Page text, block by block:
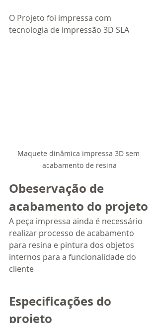
O Projeto foi impressa com
tecnologia de impressão 3D SLA
Maquete dinâmica impressa 3D sem
acabamento de resina
Obeservação de
acabamento do projeto
A peça impressa ainda é necessário
realizar processo de acabamento
para resina e pintura dos objetos
internos para a funcionalidade do
cliente
Especificações do
projeto